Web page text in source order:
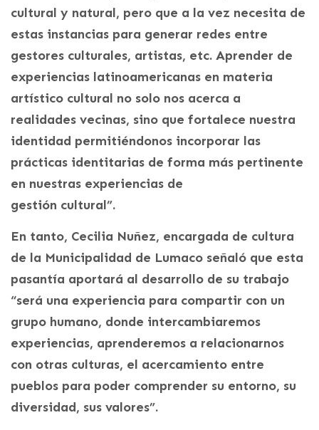
cultural y natural, pero que a la vez necesita de
estas instancias para generar redes entre
gestores culturales, artistas, etc. Aprender de
experiencias latinoamericanas en materia
artístico cultural no solo nos acerca a
realidades vecinas, sino que fortalece nuestra
identidad permitiéndonos incorporar las
prácticas identitarias de forma más pertinente
en nuestras experiencias de
gestión cultural”.
En tanto, Cecilia Nuñez, encargada de cultura
de la Municipalidad de Lumaco señaló que esta
pasantía aportará al desarrollo de su trabajo
“será una experiencia para compartir con un
grupo humano, donde intercambiaremos
experiencias, aprenderemos a relacionarnos
con otras culturas, el acercamiento entre
pueblos para poder comprender su entorno, su
diversidad, sus valores”.